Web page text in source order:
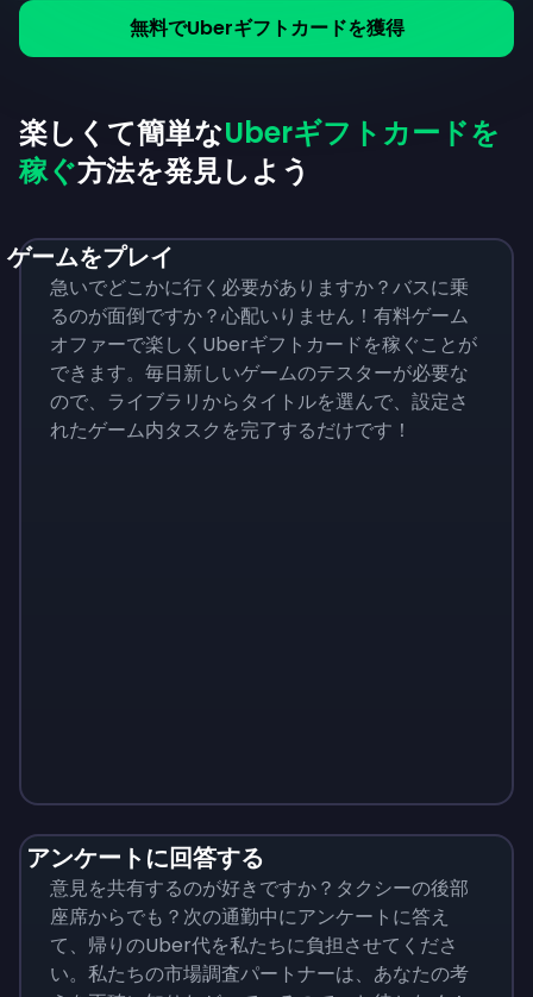
無料でUberギフトカードを獲得
楽しくて簡単なUberギフトカードを
稼ぐ方法を発見しよう
ゲームをプレイ
急いでどこかに行く必要がありますか？バスに乗
るのが面倒ですか？心配いりません！有料ゲーム
オファーで楽しくUberギフトカードを稼ぐことが
できます。毎日新しいゲームのテスターが必要な
ので、ライブラリからタイトルを選んで、設定さ
れたゲーム内タスクを完了するだけです！
アンケートに回答する
意見を共有するのが好きですか？タクシーの後部
座席からでも？次の通勤中にアンケートに答え
て、帰りのUber代を私たちに負担させてくださ
い。私たちの市場調査パートナーは、あなたの考